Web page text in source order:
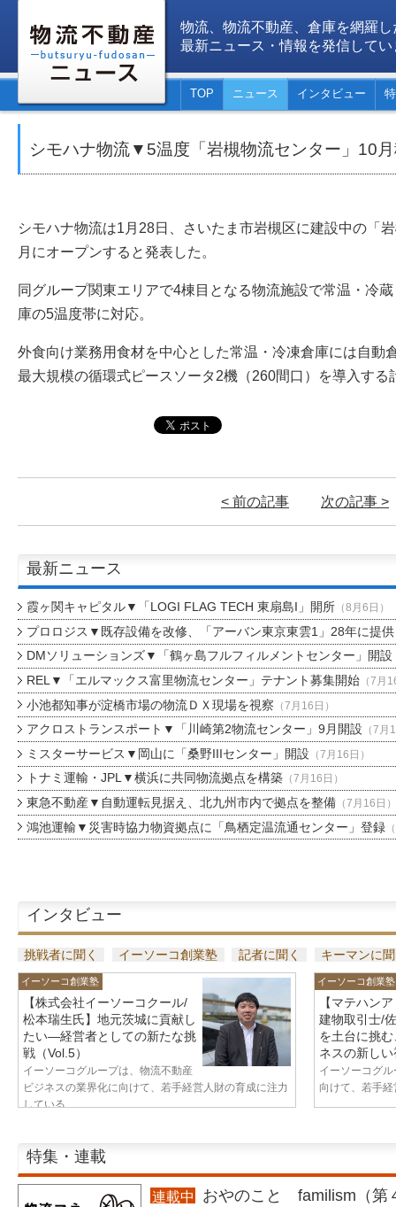
物流、物流不動産、倉庫を網羅し
最新ニュース・情報を発信してい
TOP ニュース インタビュー
シモハナ物流▼5温度「岩槻物流センター」10
シモハナ物流は1月28日、さいたま市岩槻区に建設中の「
月にオープンすると発表した。
同グループ関東エリアで4棟目となる物流施設で常温・冷
庫の5温度帯に対応。
外食向け業務用食材を中心とした常温・冷凍倉庫には自動
最大規模の循環式ピースソータ2機（260間口）を導入する
< 前の記事 次の記事 >
最新ニュース
霞ヶ関キャピタル▼「LOGI FLAG TECH 東扇島I」開所（8月6日）
プロロジス▼既存設備を改修、「アーバン東京東雲1」28年に提供
DMソリューションズ▼「鶴ヶ島フルフィルメントセンター」開設
REL▼「エルマックス富里物流センター」テナント募集開始（7月
小池都知事が淀橋市場の物流ＤＸ現場を視察 （7月16日）
アクロストランスポート▼「川崎第2物流センター」9月開設 （7月
ミスターサービス▼岡山に「桑野IIIセンター」開設 （7月16日）
トナミ運輸・JPL▼横浜に共同物流拠点を構築（7月16日）
東急不動産▼自動運転見据え、北九州市内で拠点を整備（7月16日）
鴻池運輸▼災害時協力物資拠点に「鳥栖定温流通センター」登録
インタビュー
挑戦者に聞く イーソーコ創業塾 記者に聞く キーマンに
イーソーコ創業塾
【株式会社イーソーコクール/
松本瑞生氏】地元茨城に貢献し
たい—経営者としての新たな挑
戦（Vol.5）
イーソーコグループは、物流不動産
ビジネスの業界化に向けて、若手経営人財の育成に注力
している...
イーソーコ創業塾
【マテハン
建物取引士/
を土台に挑
ネスの新し
イーソーコグ
向けて、若手
特集・連載
連載中 おやのこと familism（第